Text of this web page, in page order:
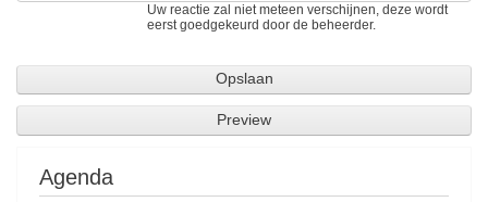
Uw reactie zal niet meteen verschijnen, deze wordt
eerst goedgekeurd door de beheerder.
Agenda